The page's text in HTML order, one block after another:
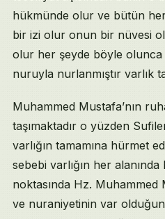
hükmünde olur ve bütün
bir izi olur onun bir nüvesi
olur her şeyde böyle olunca
nuruyla nurlanmıştır varlık
Muhammed Mustafa’nın
taşımaktadır o yüzden
varlığın tamamına hürmet
sebebi varlığın her
noktasında Hz. Muhammed
ve nuraniyetinin var